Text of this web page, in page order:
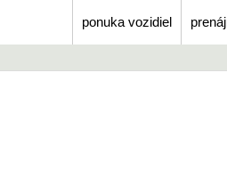
ponuka vozidiel